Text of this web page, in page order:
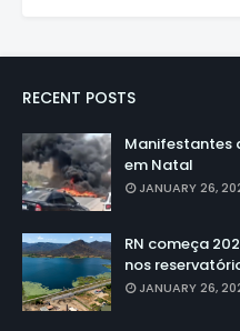
RECENT POSTS
Manifestantes
em Natal
JANUARY 26,
RN começa
nos
JANUARY 26,